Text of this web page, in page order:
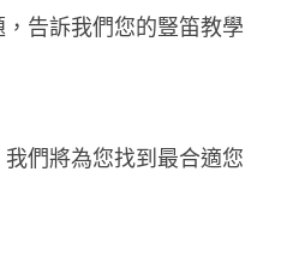
告訴我們您的豎笛教學
們將為您找到最合適您